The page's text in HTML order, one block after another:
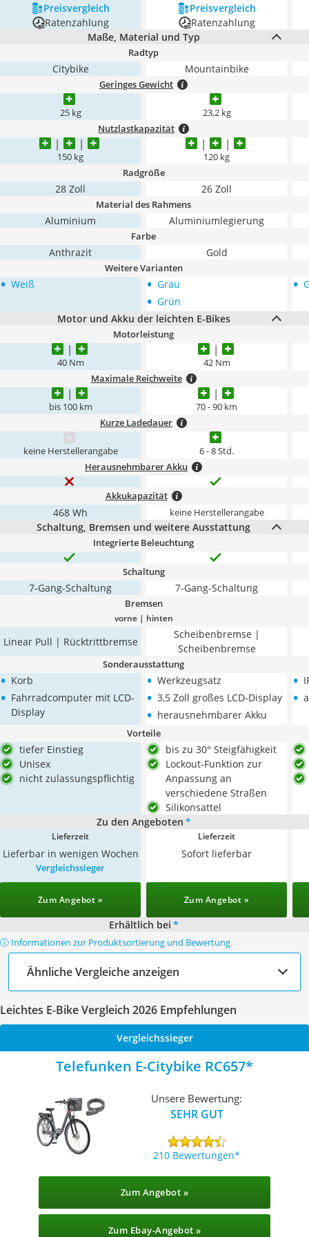
Preis­vergleich
Preis­vergleich
Ratenzahlung
Ratenzahlung
Maße, Material und Typ
Radtyp
Citybike Mountainbike
Geringes Gewicht
25 kg 23,2 kg
Nutzlastkapazität
150 kg 120 kg
Radgröße
28 Zoll 26 Zoll
Material des Rahmens
Aluminium Aluminiumlegierung
Farbe
Anthrazit Gold
Weitere Varianten
• Weiß • Grau
• Grün
•
Motor und Akku der leichten E-Bikes
Motorleistung
40 Nm 42 Nm
Maximale Reichweite
bis 100 km 70 - 90 km
Kurze Ladedauer
keine Herstellerangabe 6 - 8 Std.
Herausnehmbarer Akku
Akkukapazität
468 Wh keine Herstellerangabe
Schaltung, Bremsen und weitere Ausstattung
Integrierte Beleuchtung
Schaltung
7-Gang-Schaltung 7-Gang-Schaltung
Bremsen
vorne | hinten
Linear Pull | Rücktrittbremse
Scheibenbremse |
Scheibenbremse
Sonderausstattung
• Korb
• Fahrradcomputer mit LCD-
Display
• Werkzeugsatz
• 3,5 Zoll großes LCD-Display
• herausnehmbarer Akku
•
•
Vorteile
tiefer Einstieg
Unisex
nicht zulassungspflichtig
bis zu 30° Steigfähigkeit
Lockout-Funktion zur
Anpassung an
verschiedene Straßen
Silikonsattel
Zu den Angeboten *
Lieferzeit
Lieferbar in wenigen Wochen
Lieferzeit
Sofort lieferbar
Vergleichssieger
Zum Angebot » Zum Angebot »
Erhältlich bei *
ⓘ Informationen zur Produktsortierung und Bewertung
Ähnliche Vergleiche anzeigen
Leichtes E-Bike Vergleich 2026 Empfehlungen
Vergleichssieger
Telefunken E-Citybike RC657
Unsere Bewertung:
SEHR GUT
210 Bewertungen
Zum Angebot »
Zum Ebay-Angebot »